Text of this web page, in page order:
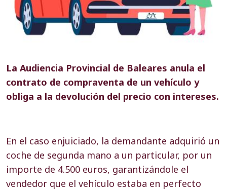
La Audiencia Provincial de Baleares anula el
contrato de compraventa de un vehículo y
obliga a la devolución del precio con intereses.
En el caso enjuiciado, la demandante adquirió un
coche de segunda mano a un particular, por un
importe de 4.500 euros, garantizándole el
vendedor que el vehículo estaba en perfecto